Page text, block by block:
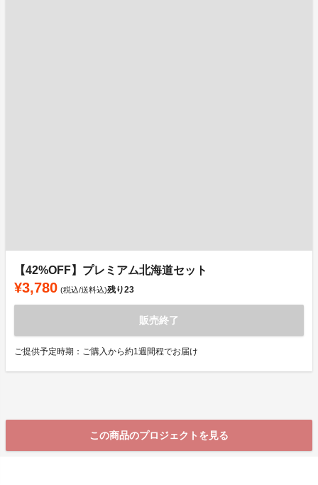
【42%OFF】プレミアム北海道セット
¥3,780 (税込/送料込)残り23
販売終了
ご提供予定時期：ご購入から約1週間程でお届け
この商品のプロジェクトを見る